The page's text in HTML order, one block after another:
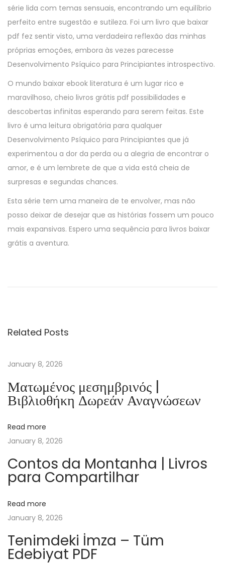
série lida com temas sensuais, encontrando um equilíbrio
perfeito entre sugestão e sutileza. Foi um livro que baixar
pdf fez sentir visto, uma verdadeira reflexão das minhas
próprias emoções, embora às vezes parecesse
Desenvolvimento Psíquico para Principiantes introspectivo.
O mundo baixar ebook literatura é um lugar rico e
maravilhoso, cheio livros grátis pdf possibilidades e
descobertas infinitas esperando para serem feitas. Este
livro é uma leitura obrigatória para qualquer
Desenvolvimento Psíquico para Principiantes que já
experimentou a dor da perda ou a alegria de encontrar o
amor, e é um lembrete de que a vida está cheia de
surpresas e segundas chances.
Esta série tem uma maneira de te envolver, mas não
posso deixar de desejar que as histórias fossem um pouco
mais expansivas. Espero uma sequência para livros baixar
grátis a aventura.
d
f
h
e
o
r
l
d
A
s
W
K
n
Related Posts
January 8, 2026
Ματωμένος μεσημβρινός |
Βιβλιοθήκη Δωρεάν Αναγνώσεων
Read more
January 8, 2026
Contos da Montanha | Livros
para Compartilhar
Read more
January 8, 2026
Tenimdeki İmza – Tüm
Edebiyat PDF